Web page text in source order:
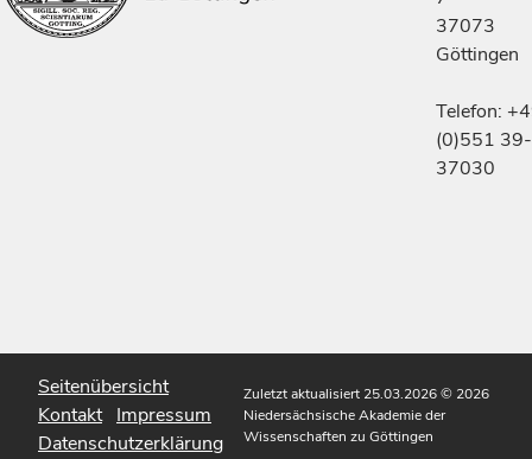
37073
Göttingen
Telefon:
(0)551 39-
37030
Seitenübersicht
Kontakt Impressum
Datenschutzerklärung
Zuletzt aktualisiert 25.03.2026© 2026
Niedersächsische Akademie der
Wissenschaften zu Göttingen